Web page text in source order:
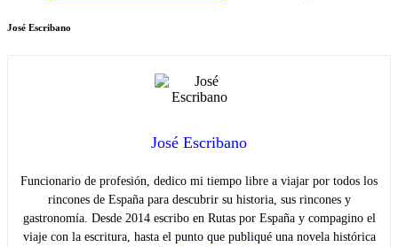
José Escribano
José Escribano
Funcionario de profesión, dedico mi tiempo libre a viajar por todos los
rincones de España para descubrir su historia, sus rincones y
gastronomía. Desde 2014 escribo en Rutas por España y compagino el
viaje con la escritura, hasta el punto que publiqué una novela histórica